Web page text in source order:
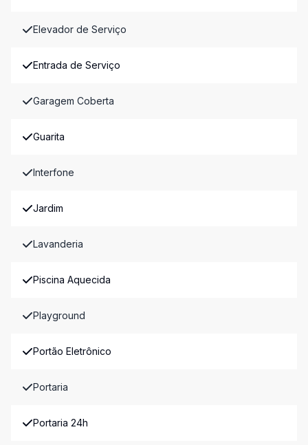
Elevador de Serviço
Entrada de Serviço
Garagem Coberta
Guarita
Interfone
Jardim
Lavanderia
Piscina Aquecida
Playground
Portão Eletrônico
Portaria
Portaria 24h